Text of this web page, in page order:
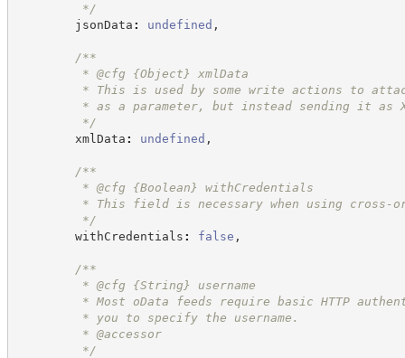
*/
jsonData : undefined ,
/**
* @cfg {Object}
xmlData
* This is used by some write actions to attach
* as a parameter, but instead sending it as
*/
xmlData : undefined ,
/**
* @cfg {Boolean}
withCredentials
* This field is necessary when using cross-
*/
withCredentials : false ,
/**
* @cfg {String}
username
* Most oData feeds require basic HTTP
* you to specify the username.
* @accessor
*/